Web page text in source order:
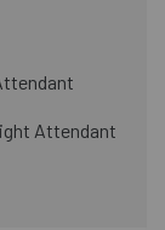
Attendant